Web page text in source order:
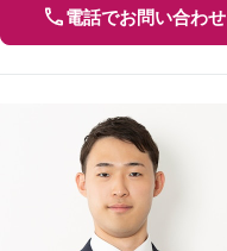
電話でお問い合わせ